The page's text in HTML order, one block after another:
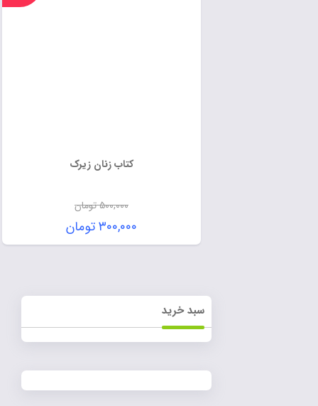
کتاب زنان زیرک
۵۰۰,۰۰۰تومان
۳۰۰,۰۰۰تومان
سبد خرید